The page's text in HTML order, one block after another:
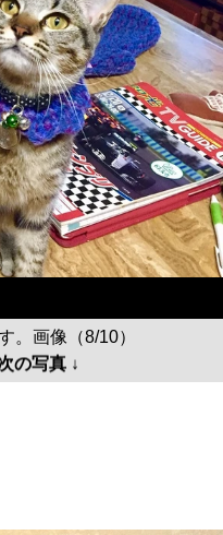
。画像（8/10）
の写真 ↓